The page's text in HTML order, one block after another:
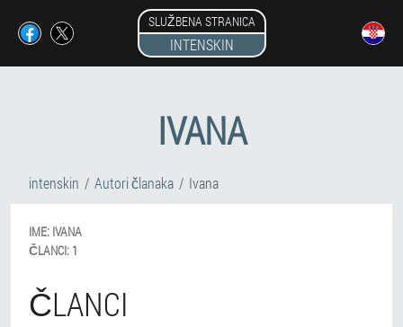
SLUŽBENA STRANICA
INTENSKIN
IVANA
intenskin Autori članaka Ivana
IME: IVANA
ČLANCI: 1
ČLANCI